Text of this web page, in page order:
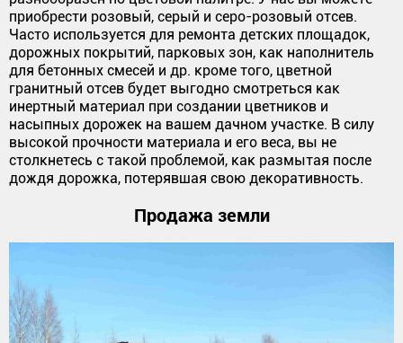
приобрести розовый, серый и серо-розовый отсев.
Часто используется для ремонта детских площадок,
дорожных покрытий, парковых зон, как наполнитель
для бетонных смесей и др. кроме того, цветной
гранитный отсев будет выгодно смотреться как
инертный материал при создании цветников и
насыпных дорожек на вашем дачном участке. В силу
высокой прочности материала и его веса, вы не
столкнетесь с такой проблемой, как размытая после
дождя дорожка, потерявшая свою декоративность.
Продажа земли